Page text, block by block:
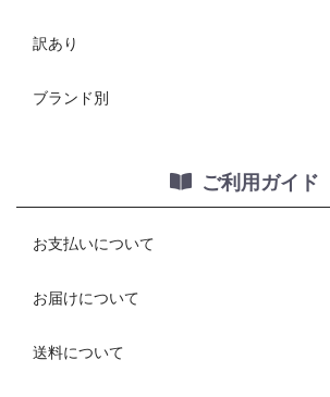
訳あり
ブランド別
ご利用ガイド
お支払いについて
お届けについて
送料について